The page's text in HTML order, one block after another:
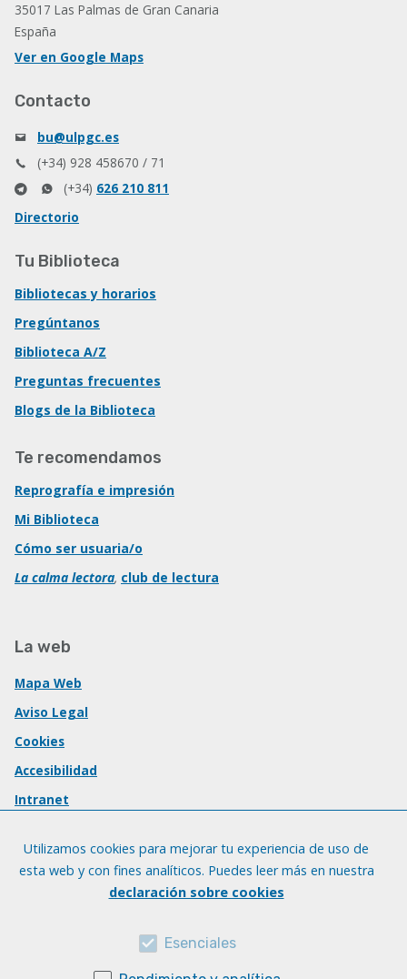
35017 Las Palmas de Gran Canaria
España
Ver en Google Maps
Contacto
bu@ulpgc.es
(+34) 928 458670 / 71
(+34) 626 210 811
Directorio
Tu Biblioteca
Bibliotecas y horarios
Pregúntanos
Biblioteca A/Z
Preguntas frecuentes
Blogs de la Biblioteca
Te recomendamos
Reprografía e impresión
Mi Biblioteca
Cómo ser usuaria/o
La calma lectora, club de lectura
La web
Mapa Web
Aviso Legal
Cookies
Accesibilidad
Intranet
Utilizamos cookies para mejorar tu experiencia de uso de
esta web y con fines analíticos. Puedes leer más en nuestra
declaración sobre cookies
Esenciales